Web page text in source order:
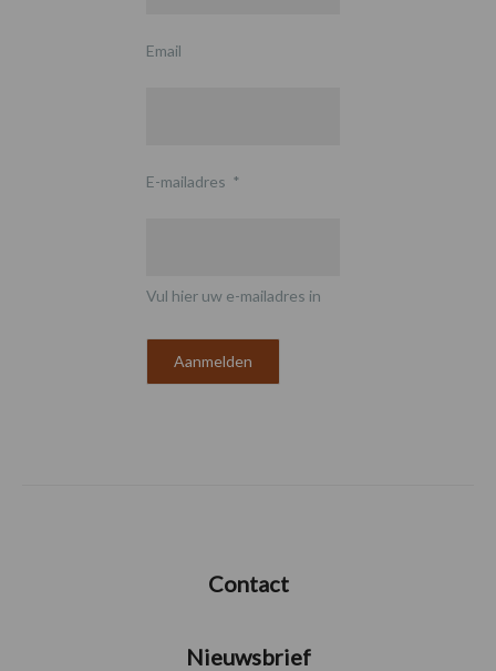
Email
E-mailadres *
Vul hier uw e-mailadres in
Contact
Nieuwsbrief